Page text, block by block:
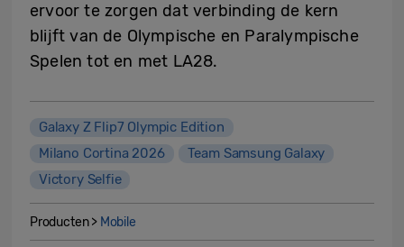
ervoor te zorgen dat verbinding de kern
blijft van de Olympische en Paralympische
Spelen tot en met LA28.
Galaxy Z Flip7 Olympic Edition
Milano Cortina 2026
Team Samsung Galaxy
Victory Selfie
Producten > Mobile